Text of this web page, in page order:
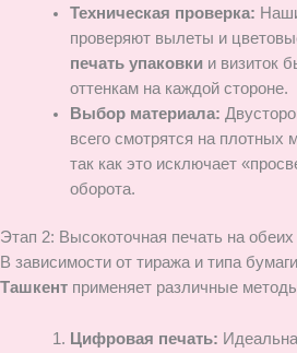
Техническая проверка:
проверяют вылеты и
печать упаковкии визиток
оттенкам на каждой стороне.
Выбор материала:
всего смотрятся на плотных
так как это исключает
оборота.
Этап 2: Высокоточная печать на обеих
В зависимости от тиража и типа
Ташкент применяет различные
Цифровая печать: